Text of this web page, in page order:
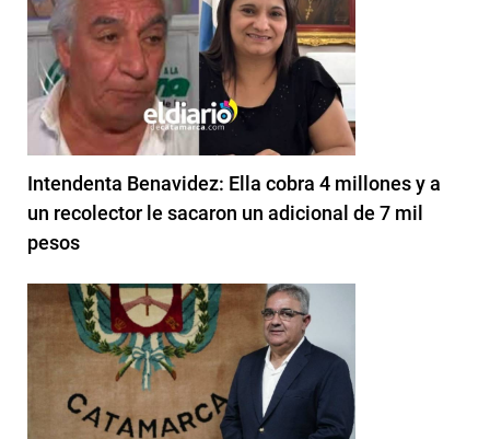
Intendenta Benavidez: Ella cobra 4 millones y a
un recolector le sacaron un adicional de 7 mil
pesos